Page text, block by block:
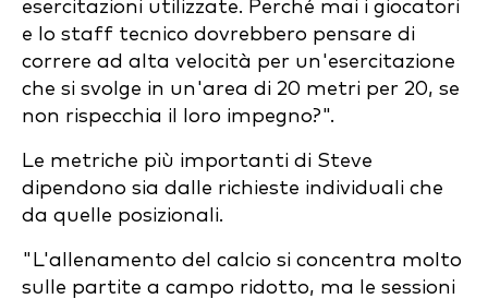
esercitazioni utilizzate. Perché mai i giocatori
e lo staff tecnico dovrebbero pensare di
correre ad alta velocità per un'esercitazione
che si svolge in un'area di 20 metri per 20, se
non rispecchia il loro impegno?".
Le metriche più importanti di Steve
dipendono sia dalle richieste individuali che
da quelle posizionali.
"L'allenamento del calcio si concentra molto
sulle partite a campo ridotto, ma le sessioni